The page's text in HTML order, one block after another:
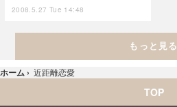
2008.5.27 Tue 14:48
もっと見る
ホーム › 近距離恋愛
TOP